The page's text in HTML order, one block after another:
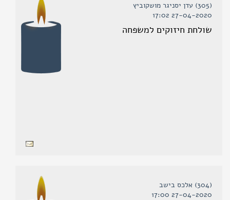
(305) עדן יסניגר מושקוביץ
27-04-2020 17:02
שולחת חיזוקים למשפחה
(304) אלכס בישב
27-04-2020 17:00